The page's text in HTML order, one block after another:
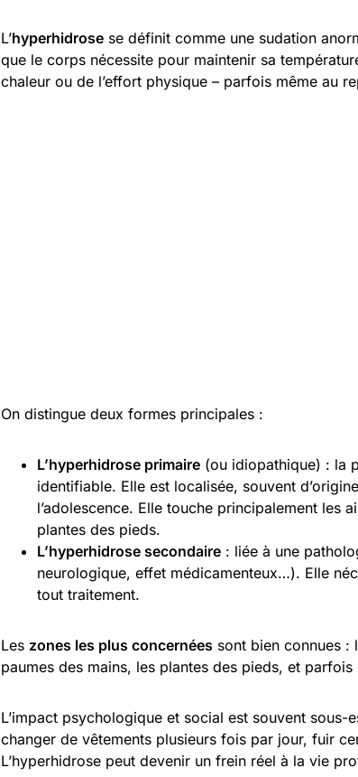
L’hyperhidrose se définit comme une sudation
que le corps nécessite pour maintenir sa
chaleur ou de l’effort physique – parfois même au
On distingue deux formes principales :
L’hyperhidrose primaire (ou idiopathique) : la
identifiable. Elle est localisée, souvent
l’adolescence. Elle touche principalement les
plantes des pieds.
L’hyperhidrose secondaire : liée à une
neurologique, effet médicamenteux…). Elle
tout traitement.
Les zones les plus concernées sont bien connues :
paumes des mains, les plantes des pieds, et
L’impact psychologique et social est souvent sous-
changer de vêtements plusieurs fois par jour, fuir
L’hyperhidrose peut devenir un frein réel à la vie